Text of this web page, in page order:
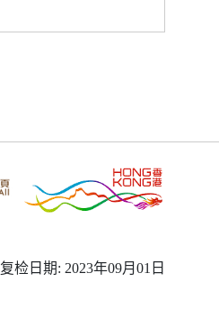
复检日期: 2023年09月01日